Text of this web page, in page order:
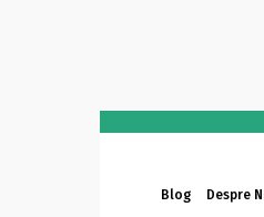
Blog Despre